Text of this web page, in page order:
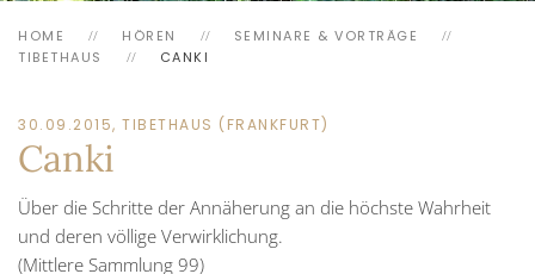
HOME HÖREN
SEMINARE & VORTRÄGE
TIBETHAUS
CANKI
30.09.2015, TIBETHAUS (FRANKFURT)
Canki
Über die Schritte der Annäherung an die höchste Wahrheit
und deren völlige Verwirklichung.
(Mittlere Sammlung 99)